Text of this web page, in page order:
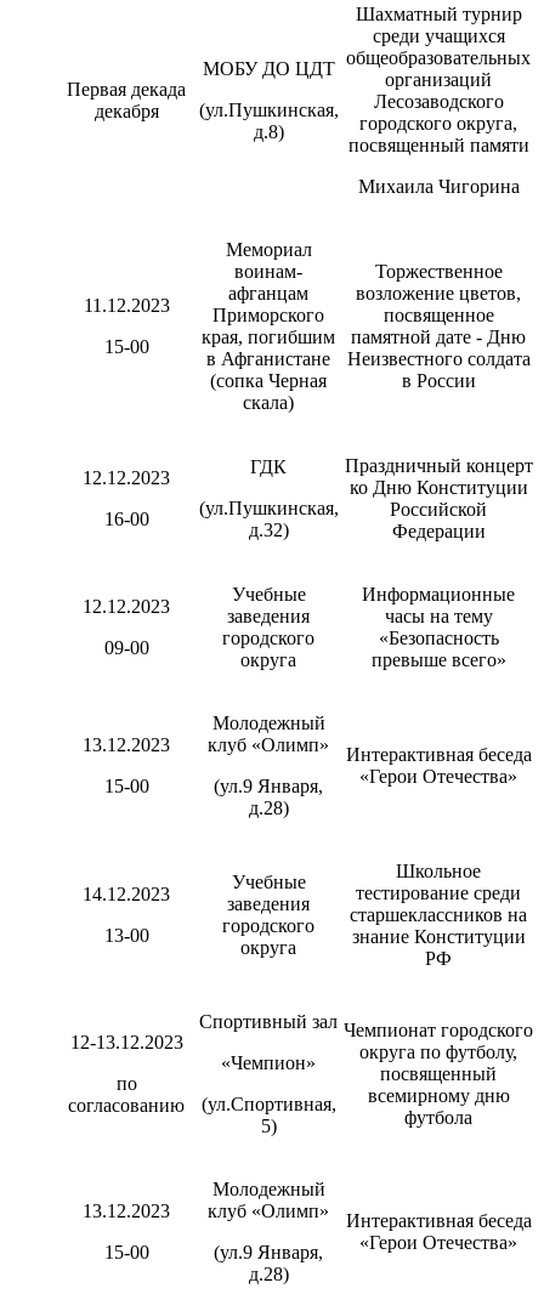
Первая декада
декабря
МОБУ ДО ЦДТ
(ул.Пушкинская,
д.8)
Шахматный турнир
среди учащихся
общеобразовательных
организаций
Лесозаводского
городского округа,
посвященный памяти
Михаила Чигорина
11.12.2023
15-00
Мемориал
воинам-
афганцам
Приморского
края, погибшим
в Афганистане
(сопка Черная
скала)
Торжественное
возложение цветов,
посвященное
памятной дате - Дню
Неизвестного солдата
в России
12.12.2023
16-00
ГДК
(ул.Пушкинская,
д.32)
Праздничный концерт
ко Дню Конституции
Российской
Федерации
12.12.2023
09-00
Учебные
заведения
городского
округа
Информационные
часы на тему
«Безопасность
превыше всего»
13.12.2023
15-00
Молодежный
клуб «Олимп»
(ул.9 Января,
д.28)
Интерактивная беседа
«Герои Отечества»
14.12.2023
13-00
Учебные
заведения
городского
округа
Школьное
тестирование среди
старшеклассников на
знание Конституции
РФ
12-13.12.2023
по
согласованию
Спортивный зал
«Чемпион»
(ул.Спортивная,
5)
Чемпионат городского
округа по футболу,
посвященный
всемирному дню
футбола
13.12.2023
15-00
Молодежный
клуб «Олимп»
(ул.9 Января,
д.28)
Интерактивная беседа
«Герои Отечества»